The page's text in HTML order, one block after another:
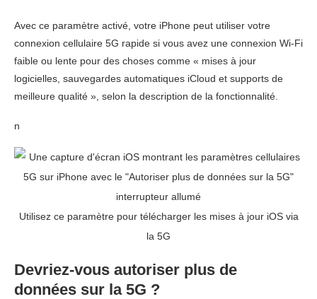
Avec ce paramètre activé, votre iPhone peut utiliser votre
connexion cellulaire 5G rapide si vous avez une connexion Wi-Fi
faible ou lente pour des choses comme « mises à jour
logicielles, sauvegardes automatiques iCloud et supports de
meilleure qualité », selon la description de la fonctionnalité.
n
Utilisez ce paramètre pour télécharger les mises à jour iOS via
la 5G
Devriez-vous autoriser plus de
données sur la 5G ?